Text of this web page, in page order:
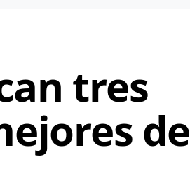
tres
de